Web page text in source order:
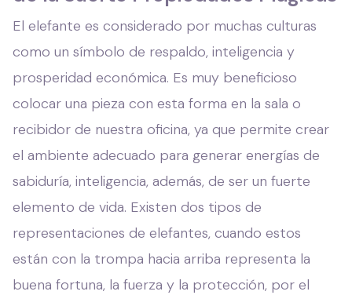
El elefante es considerado por muchas culturas
como un símbolo de respaldo, inteligencia y
prosperidad económica. Es muy beneficioso
colocar una pieza con esta forma en la sala o
recibidor de nuestra oficina, ya que permite crear
el ambiente adecuado para generar energías de
sabiduría, inteligencia, además, de ser un fuerte
elemento de vida. Existen dos tipos de
representaciones de elefantes, cuando estos
están con la trompa hacia arriba representa la
buena fortuna, la fuerza y la protección, por el